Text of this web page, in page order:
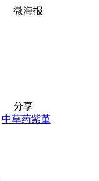
微海报
分享
中草药紫堇